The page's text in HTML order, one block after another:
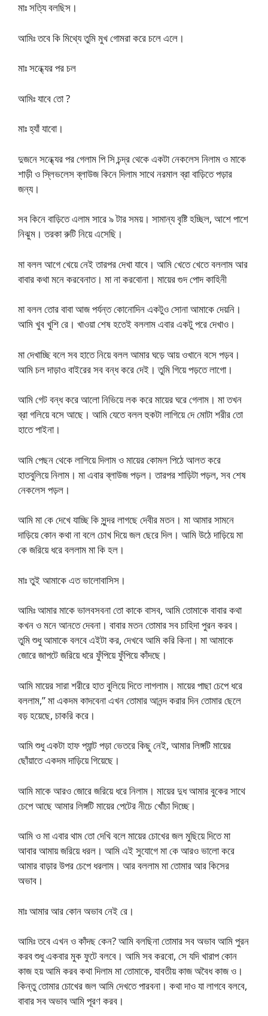
মাঃ সত্যি বলছিস।
আমিঃ তবে কি মিথ্যে তুমি মুখ গোমরা করে চলে এলে।
মাঃ সন্ধ্যের পর চল
আমিঃ যাবে তো ?
মাঃ হ্যাঁ যাবো।
দুজনে সন্ধ্যের পর গেলাম পি সি চন্দ্র থেকে একটা নেকলেস নিলাম ও মাকে
শাড়ী ও স্লিভলেস ব্লাউজ কিনে দিলাম সাথে নরমাল ব্রা বাড়িতে পড়ার
জন্য।
সব কিনে বাড়িতে এলাম সারে ৯ টার সময়। সামান্য বৃষ্টি হচ্ছিল, আশে পাশে
নিঝুম। তরকা রুটি নিয়ে এসেছি।
মা বলল আগে খেয়ে নেই তারপর দেখা যাবে। আমি খেতে খেতে বললাম আর
বাবার কথা মনে করবেনাত। মা না করবোনা। মায়ের গুদ পোদ কাহিনী
মা বলল তোর বাবা আজ পর্যন্ত কোনোদিন একটুও সোনা আমাকে দেয়নি।
আমি খুব খুশি রে। খাওয়া শেষ হতেই বললাম এবার একটু পরে দেখাও।
মা দেখাচ্ছি বলে সব হাতে নিয়ে বলল আমার ঘড়ে আয় ওখানে বসে পড়ব।
আমি চল দাড়াও বাইরের সব বন্ধ করে দেই। তুমি গিয়ে পড়তে লাগো।
আমি গেট বন্ধ করে আলো নিভিয়ে লক করে মায়ের ঘরে গেলাম। মা তখন
ব্রা গলিয়ে বসে আছে। আমি যেতে বলল হুকটা লাগিয়ে দে মোটা শরীর তো
হাতে পাইনা।
আমি পেছন থেকে লাগিয়ে দিলাম ও মায়ের কোমল পিঠে আলত করে
হাতবুলিয়ে নিলাম। মা এবার ব্লাউজ পড়ল। তারপর শাড়িটা পড়ল, সব শেষ
নেকলেস পড়ল।
আমি মা কে দেখে যাচ্ছি কি সুন্দর লাগছে দেবীর মতন। মা আমার সামনে
দাড়িয়ে কোন কথা না বলে চোখ দিয়ে জল ছেরে দিল। আমি উঠে দাড়িয়ে মা
কে জরিয়ে ধরে বললাম মা কি হল।
মাঃ তুই আমাকে এত ভালোবাসিস।
আমিঃ আমার মাকে ভালবসবনা তো কাকে বাসব, আমি তোমাকে বাবার কথা
কখন ও মনে আনতে দেবনা। বাবার মতন তোমার সব চাহিদা পুরন করব।
তুমি শুধু আমাকে বলবে এইটা কর, দেখবে আমি করি কিনা। মা আমাকে
জোরে জাপটে জরিয়ে ধরে ফুঁপিয়ে ফুঁপিয়ে কাঁদছে।
আমি মায়ের সারা শরীরে হাত বুলিয়ে দিতে লাগলাম। মায়ের পাছা চেপে ধরে
বললাম,” মা একদম কাদবেনা এখন তোমার আনন্দ করার দিন তোমার ছেলে
বড় হয়েছে, চাকরি করে।
আমি শুধু একটা হাফ প্যান্ট পড়া ভেতরে কিছু নেই, আমার লিঙ্গটি মায়ের
ছোঁয়াতে একদম দাড়িয়ে গিয়েছে।
আমি মাকে আরও জোরে জরিয়ে ধরে নিলাম। মায়ের দুধ আমার বুকের সাথে
চেপে আছে আমার লিঙ্গটি মায়ের পেটের নীচে খোঁচা দিচ্ছে।
আমি ও মা এবার থাম তো দেখি বলে মায়ের চোখের জল মুছিয়ে দিতে মা
আবার আমায় জরিয়ে ধরল। আমি এই সুযোগে মা কে আরও ভালো করে
আমার বাড়ার উপর চেপে ধরলাম। আর বললাম মা তোমার আর কিসের
অভাব।
মাঃ আমার আর কোন অভাব নেই রে।
আমিঃ তবে এখন ও কাঁদছ কেন? আমি বলছিনা তোমার সব অভাব আমি পুরন
করব শুধু একবার মুক ফুটে বলবে। আমি সব করবো, সে যদি খারাপ কোন
কাজ হয় আমি করব কথা দিলাম মা তোমাকে, যাবতীয় কাজ অবৈধ কাজ ও।
কিন্তু তোমার চোখের জল আমি দেখতে পারবনা। কথা দাও যা লাগবে বলবে,
বাবার সব অভাব আমি পূরণ করব।